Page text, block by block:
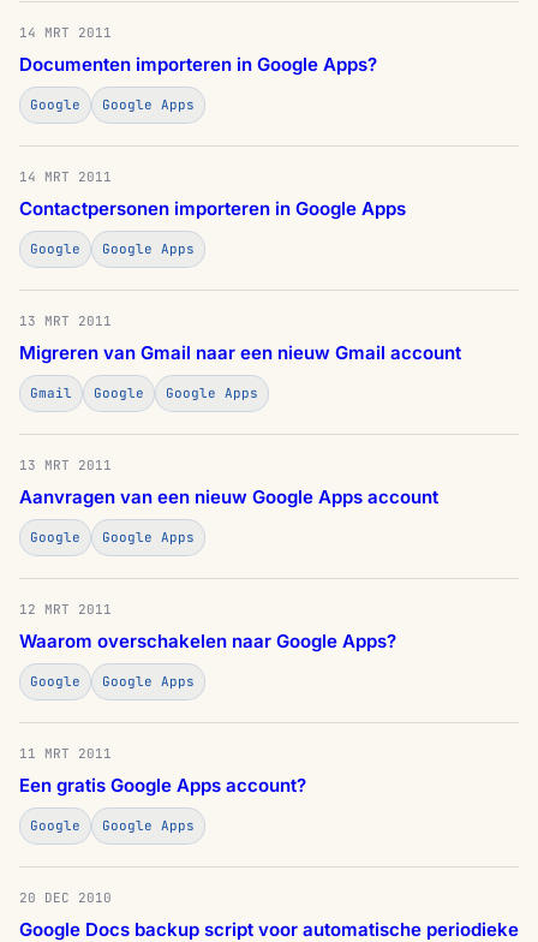
14 MRT 2011
Documenten importeren in Google Apps?
Google Google Apps
14 MRT 2011
Contactpersonen importeren in Google Apps
Google Google Apps
13 MRT 2011
Migreren van Gmail naar een nieuw Gmail account
Gmail Google Google Apps
13 MRT 2011
Aanvragen van een nieuw Google Apps account
Google Google Apps
12 MRT 2011
Waarom overschakelen naar Google Apps?
Google Google Apps
11 MRT 2011
Een gratis Google Apps account?
Google Google Apps
20 DEC 2010
Google Docs backup script voor automatische periodieke